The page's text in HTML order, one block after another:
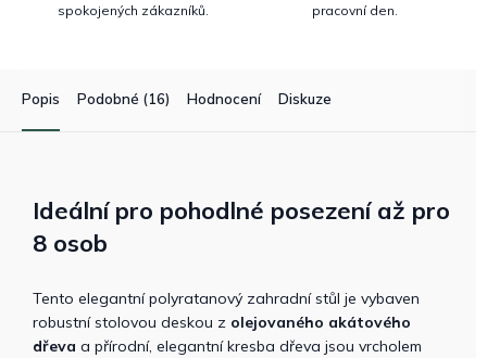
spokojených zákazníků.
pracovní den.
Popis Podobné (16) Hodnocení Diskuze
Ideální pro pohodlné posezení až pro
8 osob
Tento elegantní polyratanový zahradní stůl je vybaven
robustní stolovou deskou z olejovaného akátového
dřeva a přírodní, elegantní kresba dřeva jsou vrcholem